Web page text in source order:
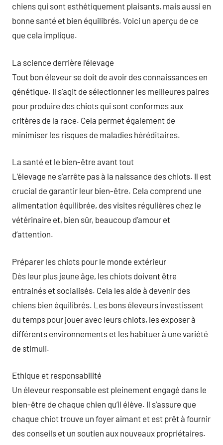
chiens qui sont esthétiquement plaisants, mais aussi en
bonne santé et bien équilibrés. Voici un aperçu de ce
que cela implique.
La science derrière l’élevage
Tout bon éleveur se doit de avoir des connaissances en
génétique. Il s’agit de sélectionner les meilleures paires
pour produire des chiots qui sont conformes aux
critères de la race. Cela permet également de
minimiser les risques de maladies héréditaires.
La santé et le bien-être avant tout
L’élevage ne s’arrête pas à la naissance des chiots. Il est
crucial de garantir leur bien-être. Cela comprend une
alimentation équilibrée, des visites régulières chez le
vétérinaire et, bien sûr, beaucoup d’amour et
d’attention.
Préparer les chiots pour le monde extérieur
Dès leur plus jeune âge, les chiots doivent être
entrainés et socialisés. Cela les aide à devenir des
chiens bien équilibrés. Les bons éleveurs investissent
du temps pour jouer avec leurs chiots, les exposer à
différents environnements et les habituer à une variété
de stimuli.
Ethique et responsabilité
Un éleveur responsable est pleinement engagé dans le
bien-être de chaque chien qu’il élève. Il s’assure que
chaque chiot trouve un foyer aimant et est prêt à fournir
des conseils et un soutien aux nouveaux propriétaires.